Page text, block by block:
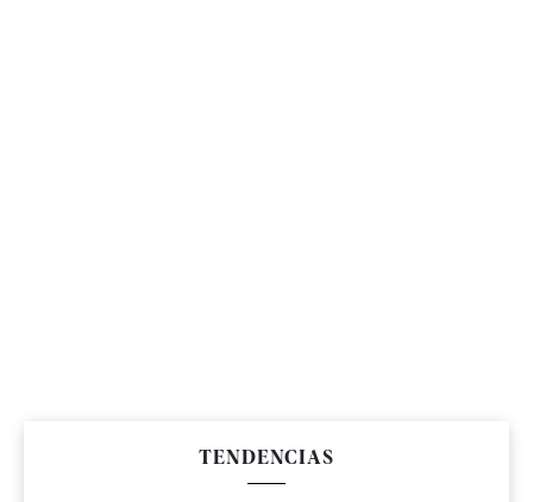
TENDENCIAS